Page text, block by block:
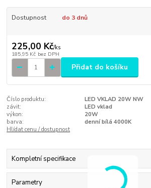
Dostupnost do 3 dnů
225,00 Kč/ks
185,95 Kč bez DPH
Přidat do košíku
Číslo produktu:
LED VKLAD 20W NW
závit:
LED vklad
výkon:
20W
barva:
denní bílá 4000K
Hlídat cenu / dostupnost
Kompletní specifikace
Parametry